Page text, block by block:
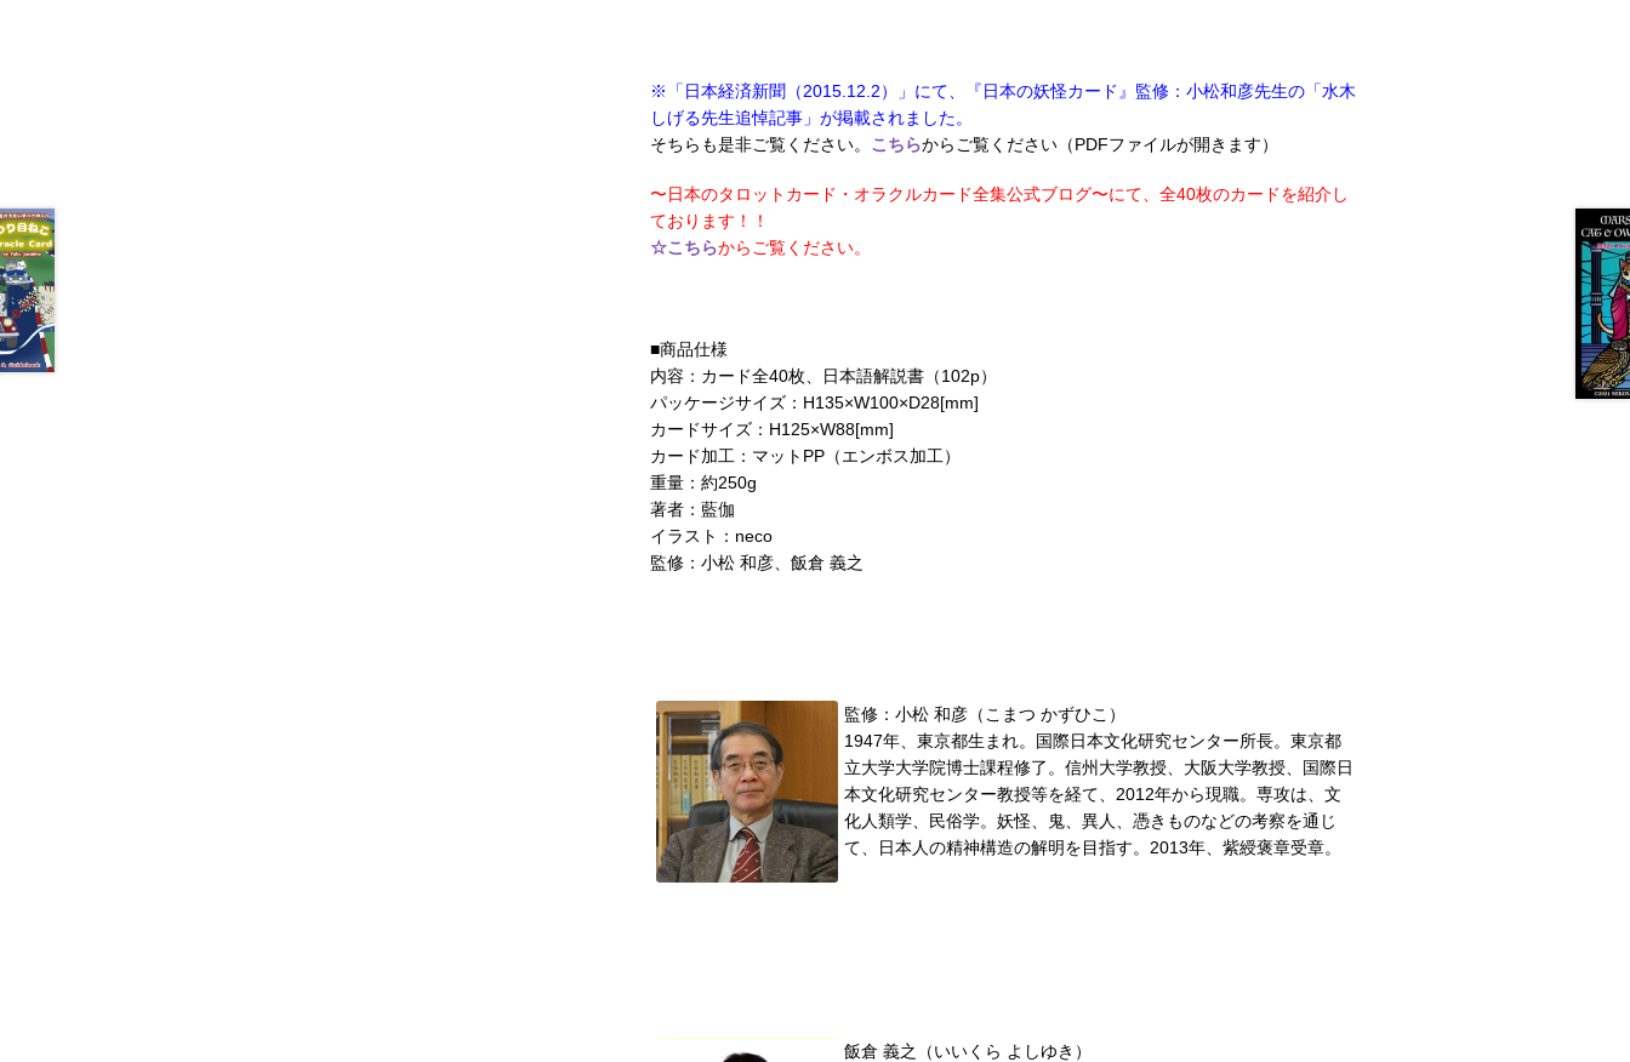
※「日本経済新聞（2015.12.2）」にて、『日本の妖怪カード』監修：小松和彦先生の「水木
しげる先生追悼記事」が掲載されました。
そちらも是非ご覧ください。 こちらからご覧ください（PDFファイルが開きます）
〜日本のタロットカード・オラクルカード全集公式ブログ〜にて、全40枚のカードを紹介し
ております！！
☆こちらからご覧ください。
■商品仕様
内容：カード全40枚、日本語解説書（102p）
パッケージサイズ：H135×W100×D28[mm]
カードサイズ：H125×W88[mm]
カード加工：マットPP（エンボス加工）
重量：約250g
著者：藍伽
イラスト：neco
監修：小松 和彦、飯倉 義之
監修：小松 和彦（こまつ かずひこ）
1947年、東京都生まれ。国際日本文化研究センター所長。東京都
立大学大学院博士課程修了。信州大学教授、大阪大学教授、国際日
本文化研究センター教授等を経て、2012年から現職。専攻は、文
化人類学、民俗学。妖怪、鬼、異人、憑きものなどの考察を通じ
て、日本人の精神構造の解明を目指す。2013年、紫綬褒章受章。
飯倉 義之（いいくら よしゆき）